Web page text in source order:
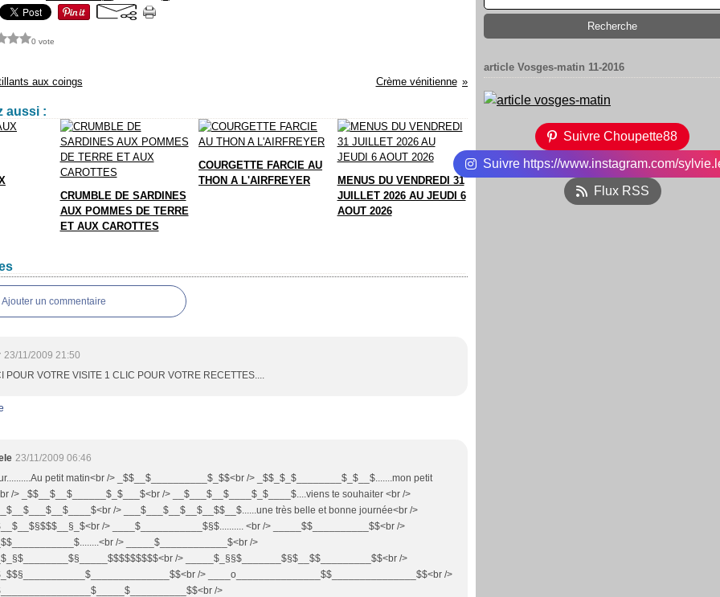
0 vote
aux coings Crème vénitienne
aussi :
CRUMBLE DE SARDINES
AUX POMMES DE TERRE
ET AUX CAROTTES
COURGETTE FARCIE AU
THON A L'AIRFREYER
MENUS DU VENDREDI 31
JUILLET 2026 AU JEUDI 6
AOUT 2026
Ajouter un commentaire
23/11/2009 21:50
POUR VOTRE VISITE 1 CLIC POUR VOTRE RECETTES....
23/11/2009 06:46
petit matin<br /> _$$__$__________$_$$<br /> _$$_$_$________$_$__$.......mon petit
/> _$$__$__$______$_$___$<br /> __$___$__$____$_$____$....viens te souhaiter <br />
/> ___$___$__$__$__$$__$......une très belle et bonne journée<br />
/> ____$___________$§$.......... <br /> _____$$__________$$<br />
/> _____$____________$<br />
/> _____$_§§$_______$§$__$$_________$$<br />
/> ____o_______________$$_______________$$<br />
/>
article Vosges-matin 11-2016
Suivre Choupette88
Suivre https://www.instagram.com/
Flux RSS